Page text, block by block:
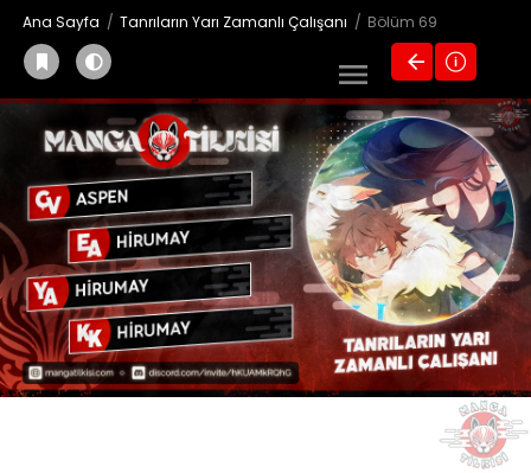
Ana Sayfa Tanrıların Yarı Zamanlı Çalışanı Bölüm 69